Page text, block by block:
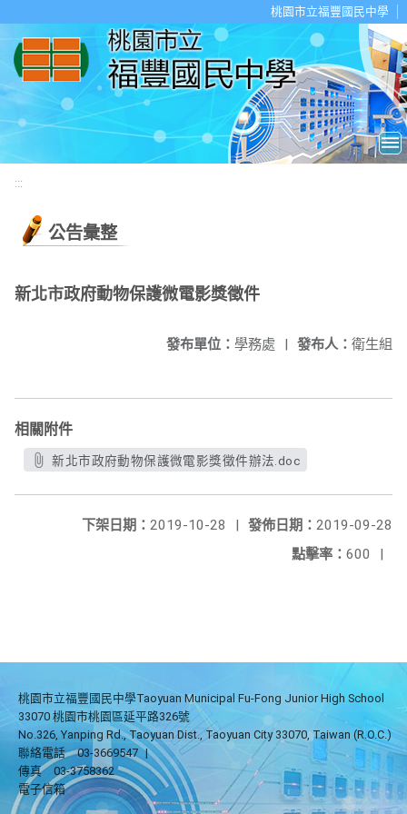
桃園市立福豐國民中學
:::
公告彙整
新北市政府動物保護微電影獎徵件
發布人： 衛生組
發布單位： 學務處 |
相關附件
新北市政府動物保護微電影獎徵件辦法.doc
發佈日期： 2019-09-28
下架日期： 2019-10-28
|
點擊率： 600 |
桃園市立福豐國民中學Taoyuan Municipal Fu-Fong Junior High School
33070 桃園市桃園區延平路326號
No.326, Yanping Rd., Taoyuan Dist., Taoyuan City 33070, Taiwan (R.O.C.)
聯絡電話
03-3669547 |
傳真
03-3758362
電子信箱